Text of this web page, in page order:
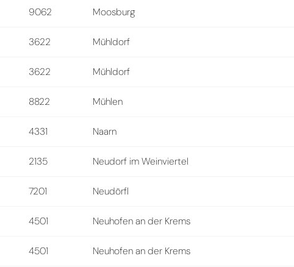
9062 Moosburg
3622 Mühldorf
3622 Mühldorf
8822 Mühlen
4331 Naarn
2135 Neudorf im Weinviertel
7201 Neudörfl
4501 Neuhofen an der Krems
4501 Neuhofen an der Krems